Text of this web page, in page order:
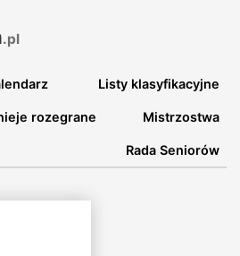
.pl
Listy klasyfikacyjne
rozegrane Mistrzostwa
Rada Seniorów